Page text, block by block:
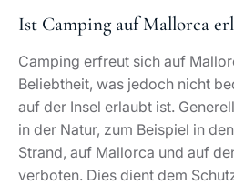
Ist Camping auf Mallorca
Camping erfreut sich auf
Beliebtheit, was jedoch nicht
auf der Insel erlaubt ist.
in der Natur, zum Beispiel in
Strand, auf Mallorca und auf
verboten. Dies dient dem